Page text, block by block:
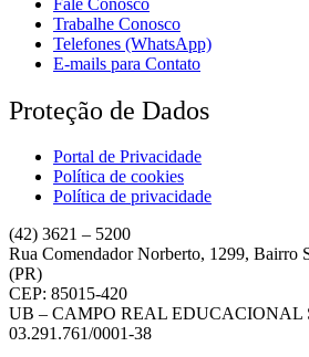
Trabalhe Conosco
Telefones (WhatsApp)
E-mails para Contato
Proteção de Dados
Portal de Privacidade
Política de cookies
Política de privacidade
(42) 3621 – 5200
Rua Comendador Norberto, 1299, Bairro
(PR)
CEP: 85015-420
UB – CAMPO REAL EDUCACIONAL
03.291.761/0001-38